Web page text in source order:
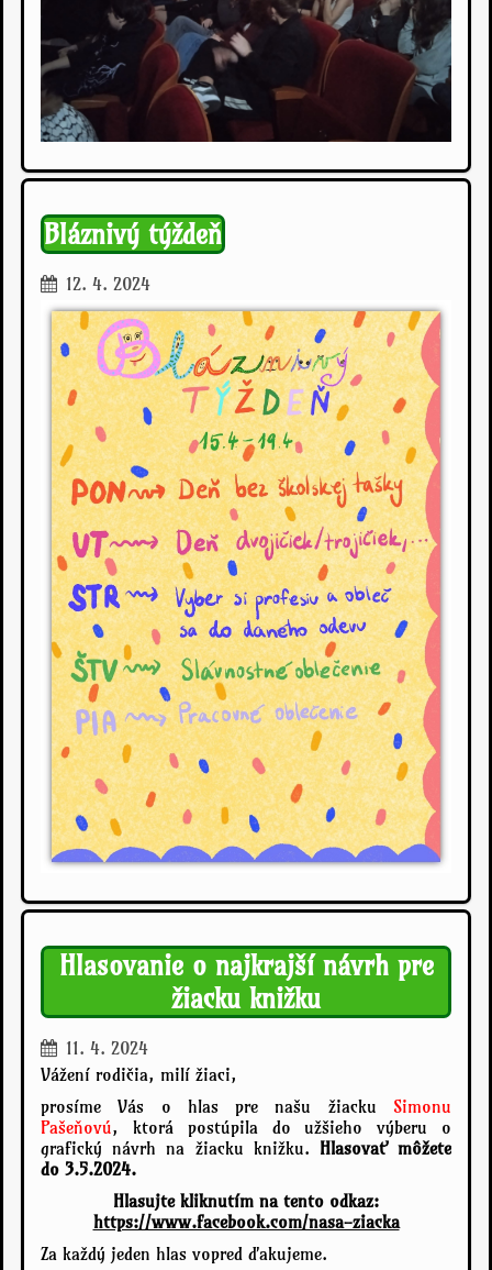
Bláznivý týždeň
12. 4. 2024
Hlasovanie o najkrajší návrh pre
žiacku knižku
11. 4. 2024
Vážení rodičia, milí žiaci,
prosíme Vás o hlas pre našu žiacku Simonu
Pašeňovú, ktorá postúpila do užšieho výberu o
grafický návrh na žiacku knižku. Hlasovať môžete
do 3.5.2024.
Hlasujte kliknutím na tento odkaz:
https://www.facebook.com/nasa-ziacka
Za každý jeden hlas vopred ďakujeme.